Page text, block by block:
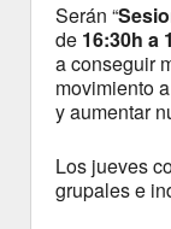
Serán “
de 16:30h a
a conseguir
movimiento
y aumentar
Los jueves
grupales e